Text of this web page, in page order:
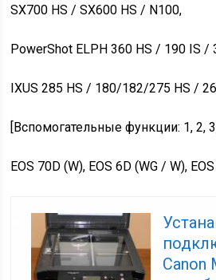
SX700 HS / SX600 HS / N100,
PowerShot ELPH 360 HS / 190 IS /
IXUS 285 HS / 180/182/275 HS /
[Вспомогательные функции: 1, 2, 3]
EOS 70D (W), EOS 6D (WG / W),
Canon